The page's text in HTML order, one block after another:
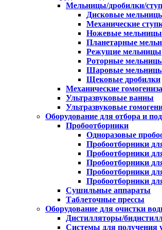
Мельницы/дробилки/
Дисковые
Механические
Ножевые мельницы
Планетарные
Режущие мельницы
Роторные
Шаровые
Щековые дробилки
Механические
Ультразвуковые ванны
Ультразвуковые
Оборудование для отбора и
Пробоотборники
Одноразовые
Пробоотборники
Пробоотборники
Пробоотборники
Пробоотборники
Пробоотборники
Сушильные аппараты
Таблеточные прессы
Оборудование для очистки
Дистилляторы/
Системы для получения